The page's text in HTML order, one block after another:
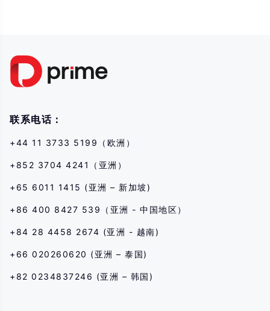
い。当社がここに開示したリスクを理解できない場合は、独立した専門家の
助言を求める必要があります。
联系电话：
+44 11 3733 5199（欧洲）
+852 3704 4241（亚洲）
+65 6011 1415 (亚洲 – 新加坡)
+86 400 8427 539（亚洲 - 中国地区）
+84 28 4458 2674 (亚洲 - 越南)
+66 020260620 (亚洲 – 泰国)
+82 0234837246 (亚洲 – 韩国)